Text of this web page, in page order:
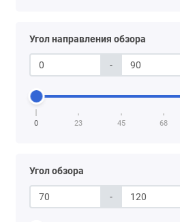
Угол направления обзора
-
0 23 45 68
Угол обзора
-